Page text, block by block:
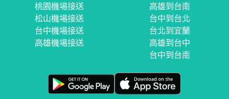
桃園機場接送
松山機場接送
台中機場接送
高雄機場接送
高雄到台南
台中到台北
台北到宜蘭
高雄到台中
台中到台南